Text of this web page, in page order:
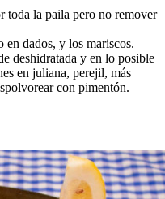
toda la paila pero no remover
en dados, y los mariscos.
deshidratada y en lo posible
en juliana, perejil, más
con pimentón.